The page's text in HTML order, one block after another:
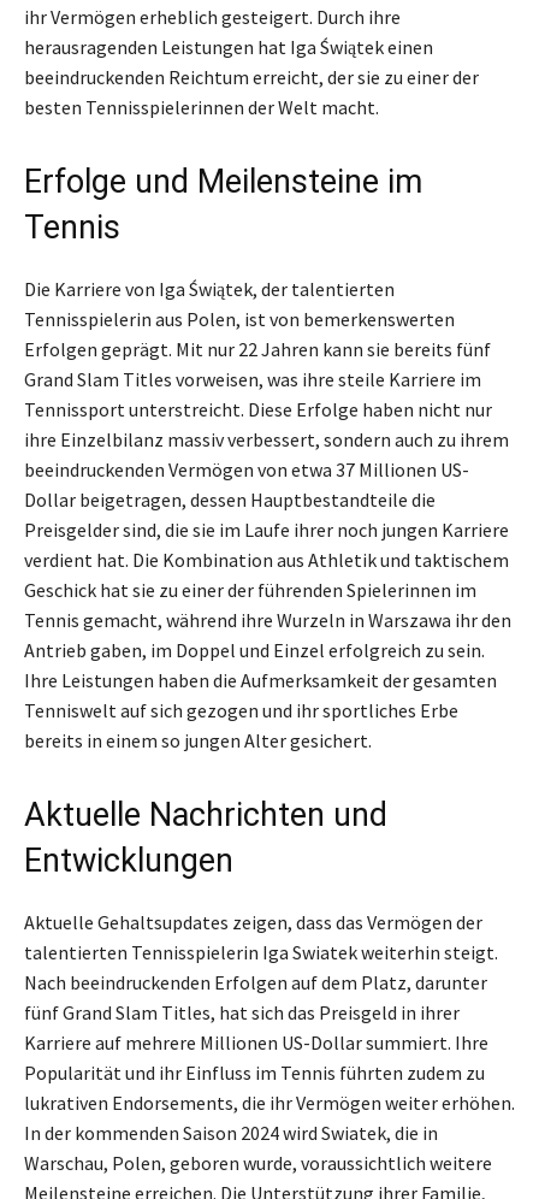
ihr Vermögen erheblich gesteigert. Durch ihre
herausragenden Leistungen hat Iga Świątek einen
beeindruckenden Reichtum erreicht, der sie zu einer der
besten Tennisspielerinnen der Welt macht.
Erfolge und Meilensteine im
Tennis
Die Karriere von Iga Świątek, der talentierten
Tennisspielerin aus Polen, ist von bemerkenswerten
Erfolgen geprägt. Mit nur 22 Jahren kann sie bereits fünf
Grand Slam Titles vorweisen, was ihre steile Karriere im
Tennissport unterstreicht. Diese Erfolge haben nicht nur
ihre Einzelbilanz massiv verbessert, sondern auch zu ihrem
beeindruckenden Vermögen von etwa 37 Millionen US-
Dollar beigetragen, dessen Hauptbestandteile die
Preisgelder sind, die sie im Laufe ihrer noch jungen Karriere
verdient hat. Die Kombination aus Athletik und taktischem
Geschick hat sie zu einer der führenden Spielerinnen im
Tennis gemacht, während ihre Wurzeln in Warszawa ihr den
Antrieb gaben, im Doppel und Einzel erfolgreich zu sein.
Ihre Leistungen haben die Aufmerksamkeit der gesamten
Tenniswelt auf sich gezogen und ihr sportliches Erbe
bereits in einem so jungen Alter gesichert.
Aktuelle Nachrichten und
Entwicklungen
Aktuelle Gehaltsupdates zeigen, dass das Vermögen der
talentierten Tennisspielerin Iga Swiatek weiterhin steigt.
Nach beeindruckenden Erfolgen auf dem Platz, darunter
fünf Grand Slam Titles, hat sich das Preisgeld in ihrer
Karriere auf mehrere Millionen US-Dollar summiert. Ihre
Popularität und ihr Einfluss im Tennis führten zudem zu
lukrativen Endorsements, die ihr Vermögen weiter erhöhen.
In der kommenden Saison 2024 wird Swiatek, die in
Warschau, Polen, geboren wurde, voraussichtlich weitere
Meilensteine erreichen. Die Unterstützung ihrer Familie,